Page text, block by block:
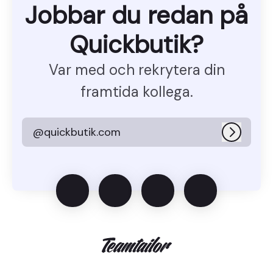
Jobbar du redan på
Quickbutik?
Var med och rekrytera din
framtida kollega.
@quickbutik.com Logga